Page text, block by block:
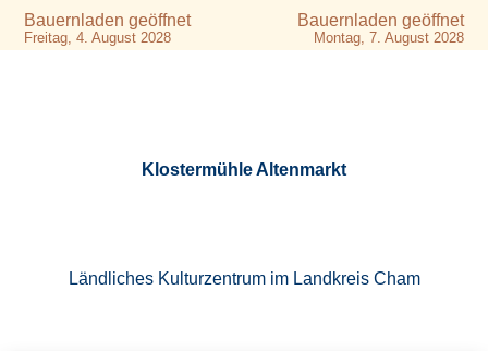
Bauernladen geöffnet
Freitag, 4. August 2028
Bauernladen geöffnet
Montag, 7. August 2028
Klostermühle Altenmarkt
Ländliches Kulturzentrum im Landkreis Cham